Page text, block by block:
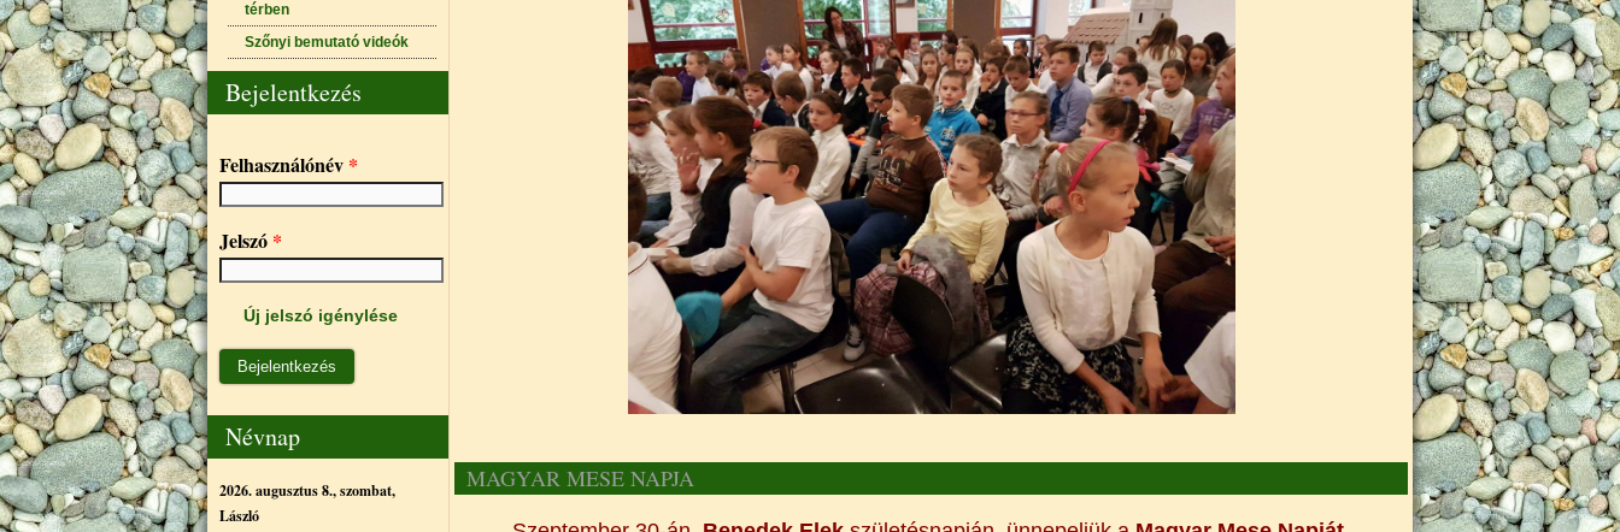
térben
Szőnyi bemutató videók
Bejelentkezés
Felhasználónév *
Jelszó *
Új jelszó igénylése
Névnap
2026. augusztus 8., szombat,
László
MAGYAR MESE NAPJA